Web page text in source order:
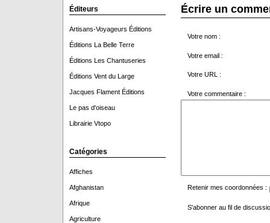
Éditeurs
Artisans-Voyageurs Éditions
Éditions La Belle Terre
Éditions Les Chantuseries
Éditions Vent du Large
Jacques Flament Éditions
Le pas d'oiseau
Librairie Vtopo
Catégories
Affiches
Afghanistan
Afrique
Agriculture
Écrire un
Votre nom :
Votre email :
Votre URL :
Votre commentaire :
Retenir mes coordonnées :
S'abonner au fil de